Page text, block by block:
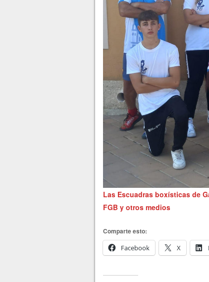
Las Escuadras boxísticas de
FGB y otros medios
Comparte esto:
Facebook
X